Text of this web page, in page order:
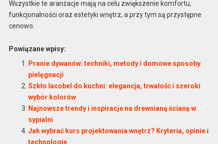
Wszystkie te aranżacje mają na celu zwiększenie komfortu,
funkcjonalności oraz estetyki wnętrz, a przy tym są przystępne
cenowo.
Powiązane wpisy:
Pranie dywanów: techniki, metody i domowe sposoby
pielęgnacji
Szkło lacobel do kuchni: elegancja, trwałość i szeroki
wybór kolorów
Najnowsze trendy i inspiracje na drewnianą ścianę w
sypialni
Jak wybrać kurs projektowania wnętrz? Kryteria, opinie i
technologie